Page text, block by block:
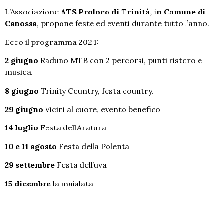
L’Associazione ATS Proloco di Trinità, in Comune di
Canossa, propone feste ed eventi durante tutto l’anno.
Ecco il programma 2024:
2 giugno Raduno MTB con 2 percorsi, punti ristoro e
musica.
8 giugno Trinity Country, festa country.
29 giugno Vicini al cuore, evento benefico
14 luglio Festa dell’Aratura
10 e 11 agosto Festa della Polenta
29 settembre Festa dell’uva
15 dicembre la maialata